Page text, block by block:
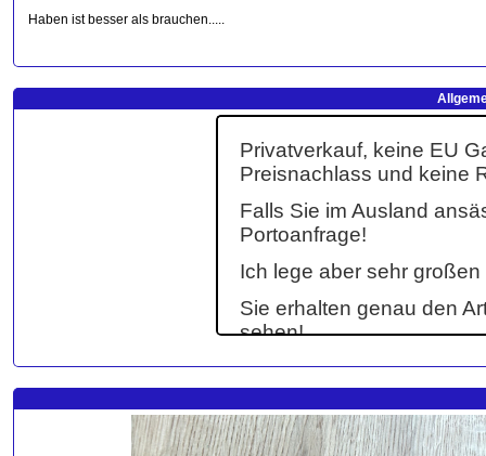
Haben ist besser als brauchen.....